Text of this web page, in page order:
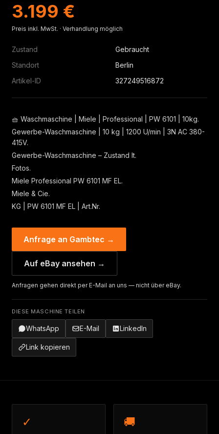
3.199 €
Preis inkl. MwSt. · Verhandlung möglich
Zustand
Gebraucht
Standort
Berlin
Artikel-ID
327249516872
🧺 Waschmaschine | Miele | Professional | PW 6101 | 10kg.
Gewerbe-Waschmaschine | 10 kg | 1200 U/min | 3N AC 380-
415V.
Gewerbe-Waschmaschine – Zustand lt.
Fotos.
Miele Professional PW 6101 MF EL.
Miele & Cie.
KG | PW 6101 MF EL | Art.Nr.
Anfrage an Gambtec →
Auf eBay ansehen →
Anfragen gehen direkt per E-Mail an uns — nicht über eBay.
DIESE MASCHINE TEILEN
WhatsApp E-Mail LinkedIn
Link kopieren
✓ 🚚